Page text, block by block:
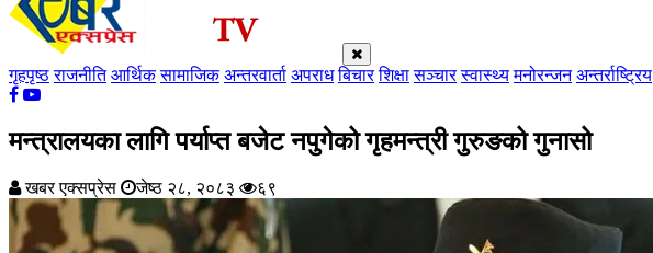
गृहपृष्ठ राजनीति आर्थिक सामाजिक अन्तरवार्ता अपराध बिचार शिक्षा सञ्चार स्वास्थ्य मनोरन्जन अन्तर्राष्ट्रिय
मन्त्रालयका लागि पर्याप्त बजेट नपुगेको गृहमन्त्री गुरुङको गुनासो
खबर एक्सप्रेस जेष्ठ २८, २०८३ ६९